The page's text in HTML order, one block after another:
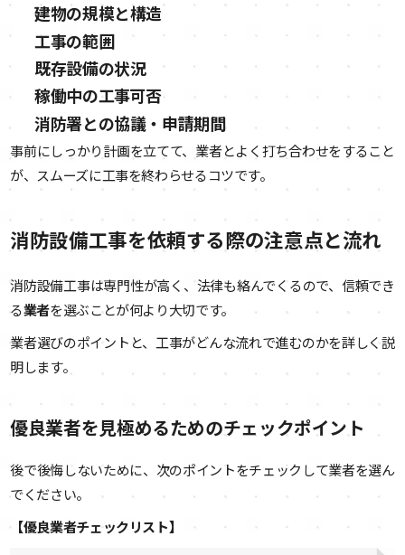
建物の規模と構造
工事の範囲
既存設備の状況
稼働中の工事可否
消防署との協議・申請期間
事前にしっかり計画を立てて、業者とよく打ち合わせをすること
が、スムーズに工事を終わらせるコツです。
消防設備工事を依頼する際の注意点と流れ
消防設備工事は専門性が高く、法律も絡んでくるので、信頼でき
る業者を選ぶことが何より大切です。
業者選びのポイントと、工事がどんな流れで進むのかを詳しく説
明します。
優良業者を見極めるためのチェックポイント
後で後悔しないために、次のポイントをチェックして業者を選ん
でください。
【優良業者チェックリスト】